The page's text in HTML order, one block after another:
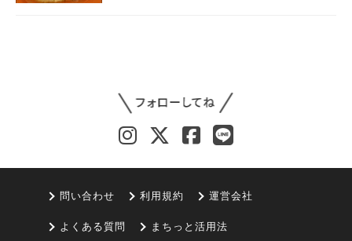
問い合わせ 利用規約 運営会社
よくある質問 まちっと活用法